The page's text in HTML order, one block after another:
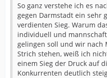
So ganz verstehe ich es
gegen Darmstadt ein sehr
verdienten Sieg. Warum
individuell und
gelingen soll und wir nach
Strich stehen, weiß ich
einem Sieg der Druck auf
Konkurrenten deutlich